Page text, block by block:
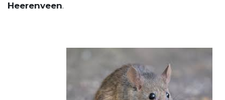
Heerenveen.